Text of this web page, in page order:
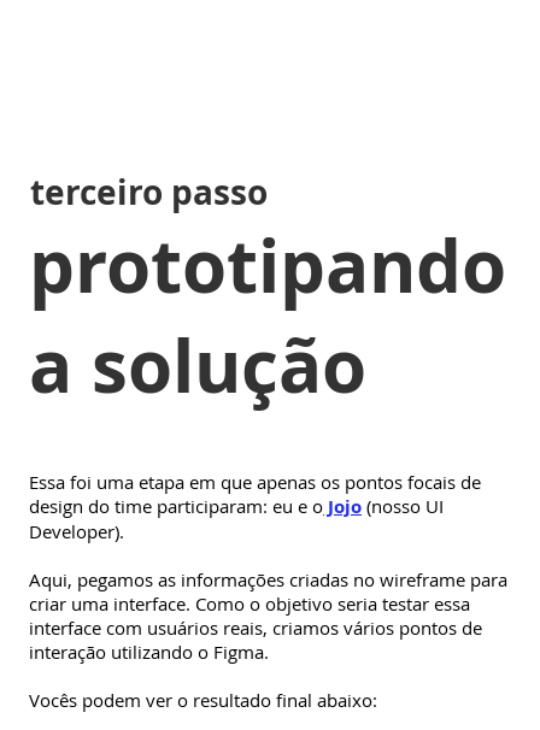
terceiro passo
prototipando
a solução
Essa foi uma etapa em que apenas os pontos focais de
design do time participaram: eu e o Jojo (nosso UI
Developer).
Aqui, pegamos as informações criadas no wireframe para
criar uma interface. Como o objetivo seria testar essa
interface com usuários reais, criamos vários pontos de
interação utilizando o Figma.
Vocês podem ver o resultado final abaixo: